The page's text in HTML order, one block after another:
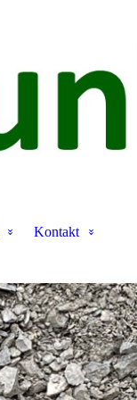
Kontakt